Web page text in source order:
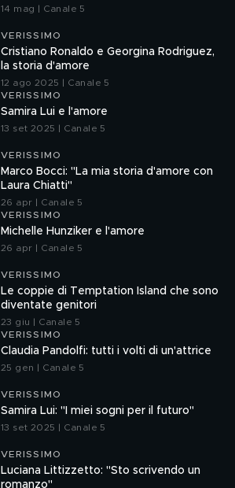
14 mag | Canale 5
VERISSIMO
Cristiano Ronaldo e Georgina Rodriguez,
la storia d'amore
12 ago 2025 | Canale 5
VERISSIMO
Samira Lui e l'amore
13 set 2025 | Canale 5
VERISSIMO
Marco Bocci: "La mia storia d'amore con
Laura Chiatti"
26 apr | Canale 5
VERISSIMO
Michelle Hunziker e l'amore
26 apr | Canale 5
VERISSIMO
Le coppie di Temptation Island che sono
diventate genitori
23 giu | Canale 5
VERISSIMO
Claudia Pandolfi: tutti i volti di un'attrice
25 gen | Canale 5
VERISSIMO
Samira Lui: "I miei sogni per il futuro"
13 set 2025 | Canale 5
VERISSIMO
Luciana Littizzetto: "Sto scrivendo un
romanzo"